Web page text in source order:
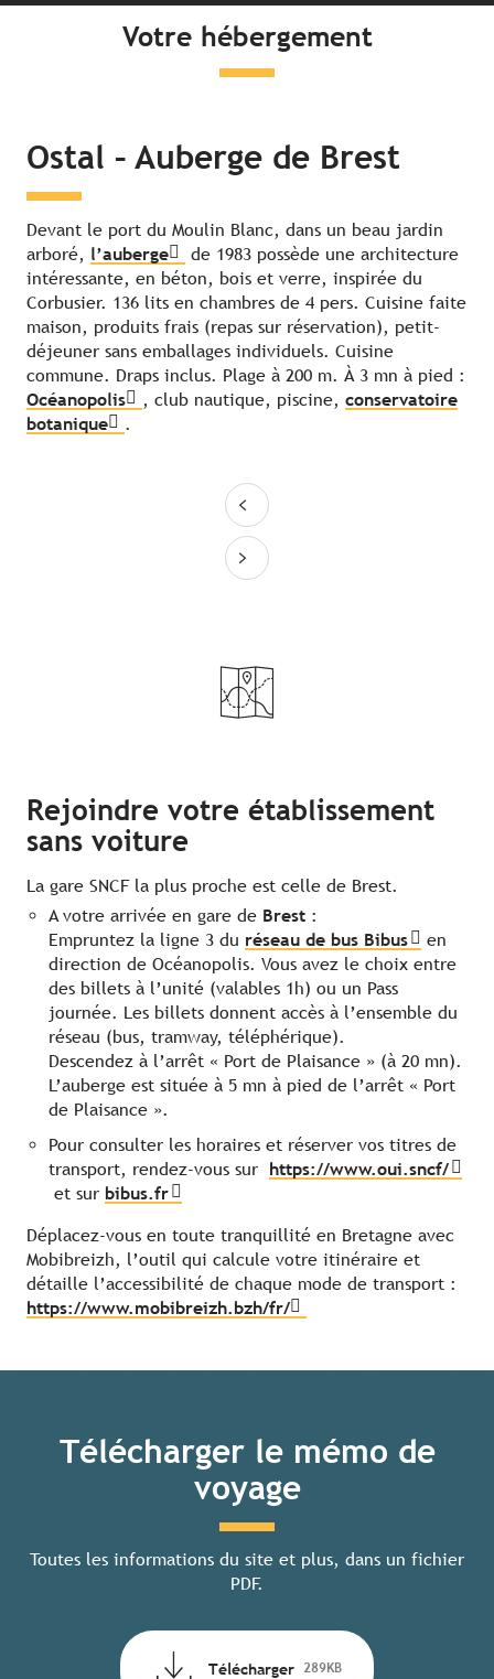
Votre hébergement
Ostal – Auberge de Brest
Devant le port du Moulin Blanc, dans un beau jardin
arboré, l’auberge
de 1983 possède une architecture
intéressante, en béton, bois et verre, inspirée du
Corbusier. 136 lits en chambres de 4 pers. Cuisine faite
maison, produits frais (repas sur réservation), petit-
déjeuner sans emballages individuels. Cuisine
commune. Draps inclus. Plage à 200 m. À 3 mn à pied :
Océanopolis
, club nautique, piscine, conservatoire
botanique
.
Rejoindre votre établissement
sans voiture
La gare SNCF la plus proche est celle de Brest.
A votre arrivée en gare de Brest :
Empruntez la ligne 3 du réseau de bus Bibus
en
direction de Océanopolis. Vous avez le choix entre
des billets à l’unité (valables 1h) ou un Pass
journée. Les billets donnent accès à l’ensemble du
réseau (bus, tramway, téléphérique).
Descendez à l’arrêt « Port de Plaisance » (à 20 mn).
L’auberge est située à 5 mn à pied de l’arrêt « Port
de Plaisance ».
Pour consulter les horaires et réserver vos titres de
transport, rendez-vous sur https://www.oui.sncf/
et sur bibus.fr
Déplacez-vous en toute tranquillité en Bretagne avec
Mobibreizh, l’outil qui calcule votre itinéraire et
détaille l’accessibilité de chaque mode de transport :
https://www.mobibreizh.bzh/fr/
Télécharger le mémo de
voyage
Toutes les informations du site et plus, dans un fichier
PDF.
Télécharger 289KB